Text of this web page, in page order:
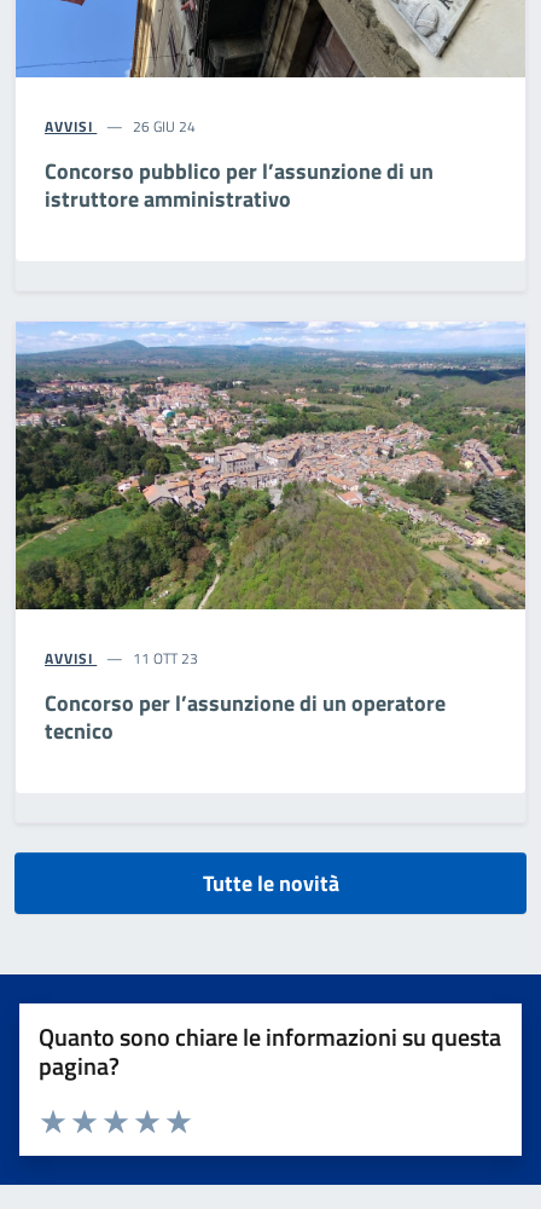
AVVISI 26 GIU 24
Concorso pubblico per l’assunzione di un
istruttore amministrativo
AVVISI 11 OTT 23
Concorso per l’assunzione di un operatore
tecnico
Tutte le novità
Quanto sono chiare le informazioni su questa
pagina?
Valuta da 1 a 5 stelle la pagina
Valuta 5 stelle su 5
Valuta 4 stelle su 5
Valuta 3 stelle su 5
Valuta 2 stelle su 5
Valuta 1 stelle su 5